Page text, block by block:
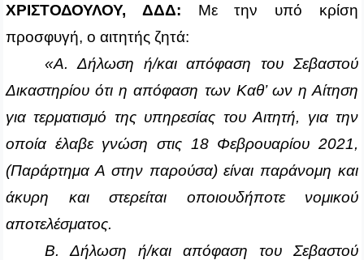
ΧΡΙΣΤΟΔΟΥΛΟΥ, ΔΔΔ: Με την υπό κρίση
προσφυγή, ο αιτητής ζητά:
«Α. Δήλωση ή/και απόφαση του Σεβαστού
Δικαστηρίου ότι η απόφαση των Καθ’ ων η Αίτηση
για τερματισμό της υπηρεσίας του Αιτητή, για την
οποία έλαβε γνώση στις 18 Φεβρουαρίου 2021,
(Παράρτημα Α στην παρούσα) είναι παράνομη και
άκυρη και στερείται οποιουδήποτε νομικού
αποτελέσματος.
Β. Δήλωση ή/και απόφαση του Σεβαστού